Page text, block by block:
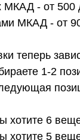
МКАД - от 500
МКАД - от
теперь
1-2
хотите 6
хотите 5